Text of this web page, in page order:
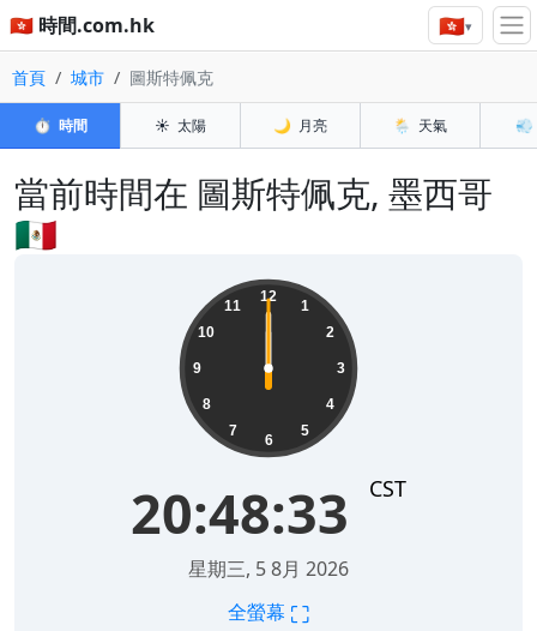
🇭🇰 時間.com.hk 🇭🇰▾
首頁 城市 圖斯特佩克
⏱️ 時間 ☀️ 太陽 🌙 月亮 🌦️ 天氣 💨
當前時間在 圖斯特佩克, 墨西哥
🇲🇽
12
1
2
3
4
5
6
7
8
9
10
11
06:25:32 CST
2026年8月7日星期五
全螢幕 ⛶